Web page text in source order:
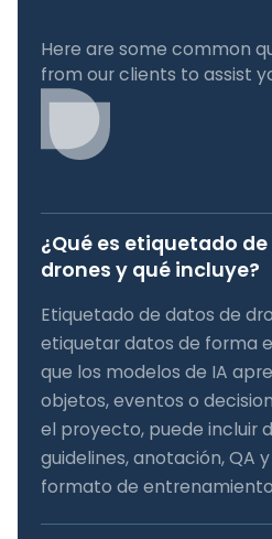
Here are some common
from our clients to assist
¿Qué es etiquetado
drones y qué incluye?
Etiquetado de datos de
etiquetar datos de forma
que los modelos de IA
objetos, eventos o
el proyecto, puede incluir
guidelines, anotación, QA
formato de